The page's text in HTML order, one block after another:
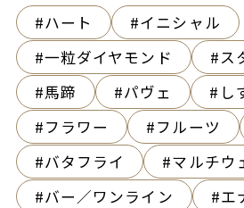
ハート
イニシャル
一粒ダイヤモンド
ス
馬蹄
パヴェ
し
フラワー
フルーツ
バタフライ
マルチウ
バー／ワンライン
エ